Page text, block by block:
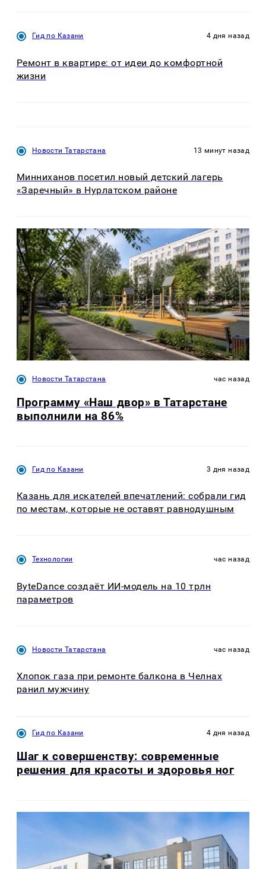
Гид по Казани 4 дня назад
Ремонт в квартире: от идеи до комфортной
жизни
Новости Татарстана 13 минут назад
Минниханов посетил новый детский лагерь
«Заречный» в Нурлатском районе
Новости Татарстана час назад
Программу «Наш двор» в Татарстане
выполнили на 86%
Гид по Казани 3 дня назад
Казань для искателей впечатлений: собрали гид
по местам, которые не оставят равнодушным
Технологии час назад
ByteDance создаёт ИИ-модель на 10 трлн
параметров
Новости Татарстана час назад
Хлопок газа при ремонте балкона в Челнах
ранил мужчину
Гид по Казани 4 дня назад
Шаг к совершенству: современные
решения для красоты и здоровья ног